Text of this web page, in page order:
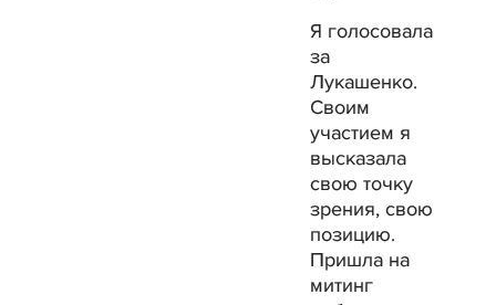
Я голосовала
за
Лукашенко.
Своим
участием я
высказала
свою точку
зрения, свою
позицию.
Пришла на
митинг